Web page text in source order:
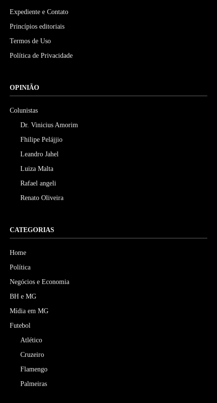
Expediente e Contato
Princípios editoriais
Termos de Uso
Política de Privacidade
OPINIÃO
Colunistas
Dr. Vinicius Amorim
Fhilipe Pelájjio
Leandro Jahel
Luiza Malta
Rafael angeli
Renato Oliveira
CATEGORIAS
Home
Política
Negócios e Economia
BH e MG
Mídia em MG
Futebol
Atlético
Cruzeiro
Flamengo
Palmeiras